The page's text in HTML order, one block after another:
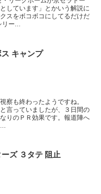
しています」とかいう解説に
スをボコボコにしてるだけだ
リー...
ス キャンプ
察も終わったようですね。
言っていましたが、３日間の
りのＰＲ効果です。報道陣へ
ズ ３タテ 阻止